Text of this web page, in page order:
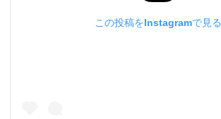
この投稿をInstagramで見る